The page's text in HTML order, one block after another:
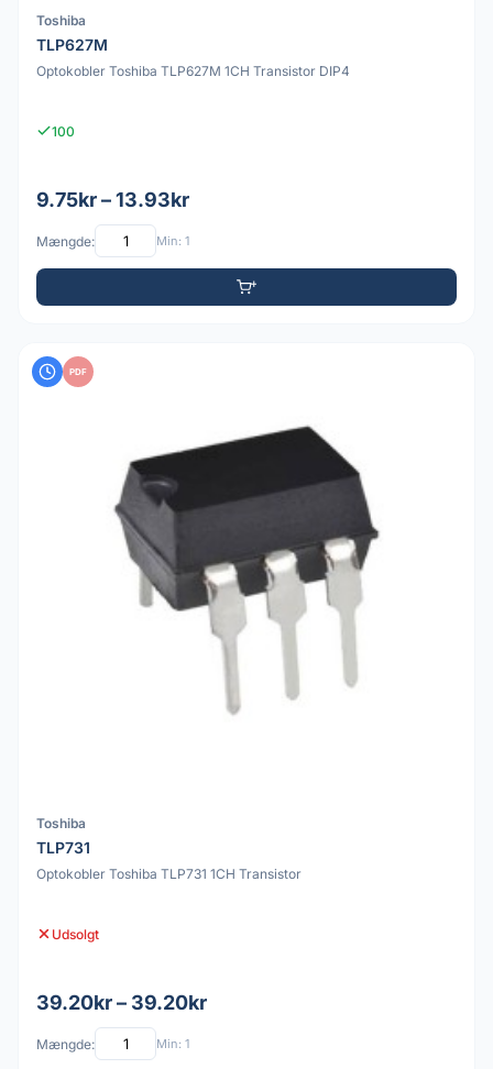
Toshiba
TLP627M
Optokobler Toshiba TLP627M 1CH Transistor DIP4
100
9.75kr – 13.93kr
Mængde: Min: 1
PDF
Toshiba
TLP731
Optokobler Toshiba TLP731 1CH Transistor
Udsolgt
39.20kr – 39.20kr
Mængde: Min: 1